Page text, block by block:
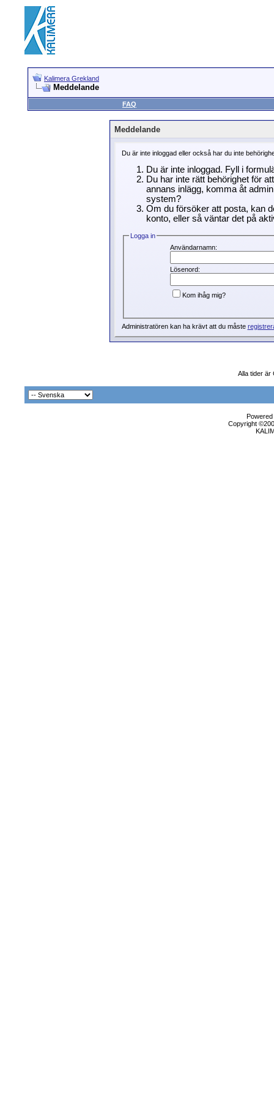
Kalimera Grekland
Meddelande
FAQ
Meddelande
Du är inte inloggad eller också har du inte
Du är inte inloggad. Fyll i
Du har inte rätt behörighet för
annans inlägg, komma åt
system?
Om du försöker att posta, kan
konto, eller så väntar det på
Logga in
Användarnamn:
Lösenord:
Kom ihåg mig?
Administratören kan ha krävt att du måste
Alla tider är
Copyright